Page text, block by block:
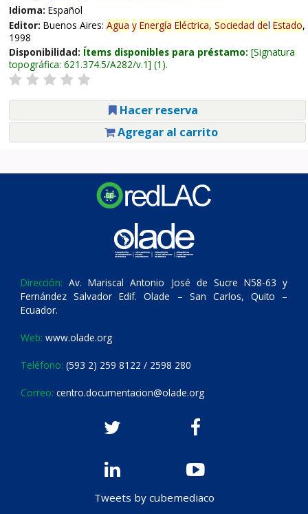
Idioma: Español
Editor: Buenos Aires: Agua y Energía Eléctrica, Sociedad del Estado,
1998
Disponibilidad: Ítems disponibles para préstamo: Signatura
topográfica: 621.374.5/A282/v.1 (1).
Hacer reserva
Agregar al carrito
Dirección: Av. Mariscal Antonio José de Sucre N58-63 y
Fernández Salvador Edif. Olade – San Carlos, Quito –
Ecuador.
Web: www.olade.org
Teléfono: (593 2) 259 8122 / 2598 280
Correo: centro.documentacion@olade.org
Tweets by cubemediaco